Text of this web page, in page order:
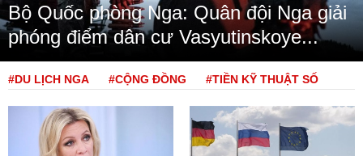
Bộ Quốc phòng Nga: Quân đội Nga giải
phóng điểm dân cư Vasyutinskoye...
#DU LỊCH NGA #CỘNG ĐỒNG #TIỀN KỸ THUẬT SỐ